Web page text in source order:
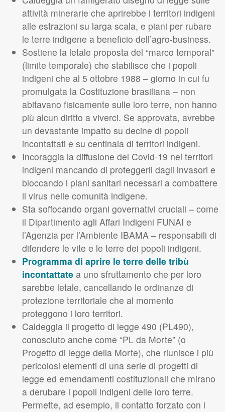
attività minerarie che aprirebbe i territori indigeni
alle estrazioni su larga scala, e piani per rubare
le terre indigene a beneficio dell’agro-business.
Sostiene la letale proposta del “marco temporal”
(limite temporale) che stabilisce che i popoli
indigeni che al 5 ottobre 1988 – giorno in cui fu
promulgata la Costituzione brasiliana – non
abitavano fisicamente sulle loro terre, non hanno
più alcun diritto a viverci. Se approvata, avrebbe
un devastante impatto su decine di popoli
incontattati e su centinaia di territori indigeni.
Incoraggia la diffusione del Covid-19 nei territori
indigeni mancando di proteggerli dagli invasori e
bloccando i piani sanitari necessari a combattere
il virus nelle comunità indigene.
Sta soffocando organi governativi cruciali – come
il Dipartimento agli Affari Indigeni FUNAI e
l’Agenzia per l’Ambiente IBAMA – responsabili di
difendere le vite e le terre dei popoli indigeni.
Programma di aprire le terre delle tribù
incontattate a uno sfruttamento che per loro
sarebbe letale, cancellando le ordinanze di
protezione territoriale che al momento
proteggono i loro territori.
Caldeggia il progetto di legge 490 (PL490),
conosciuto anche come “PL da Morte” (o
Progetto di legge della Morte), che riunisce i più
pericolosi elementi di una serie di progetti di
legge ed emendamenti costituzionali che mirano
a derubare i popoli indigeni delle loro terre.
Permette, ad esempio, il contatto forzato con i